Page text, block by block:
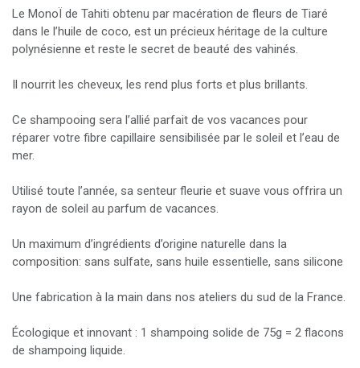
Le MonoÏ de Tahiti obtenu par macération de fleurs de Tiaré
dans le l’huile de coco, est un précieux héritage de la culture
polynésienne et reste le secret de beauté des vahinés.
Il nourrit les cheveux, les rend plus forts et plus brillants.
Ce shampooing sera l’allié parfait de vos vacances pour
réparer votre fibre capillaire sensibilisée par le soleil et l’eau de
mer.
Utilisé toute l’année, sa senteur fleurie et suave vous offrira un
rayon de soleil au parfum de vacances.
Un maximum d’ingrédients d’origine naturelle dans la
composition: sans sulfate, sans huile essentielle, sans silicone
Une fabrication à la main dans nos ateliers du sud de la France.
Écologique et innovant : 1 shampoing solide de 75g = 2 flacons
de shampoing liquide.